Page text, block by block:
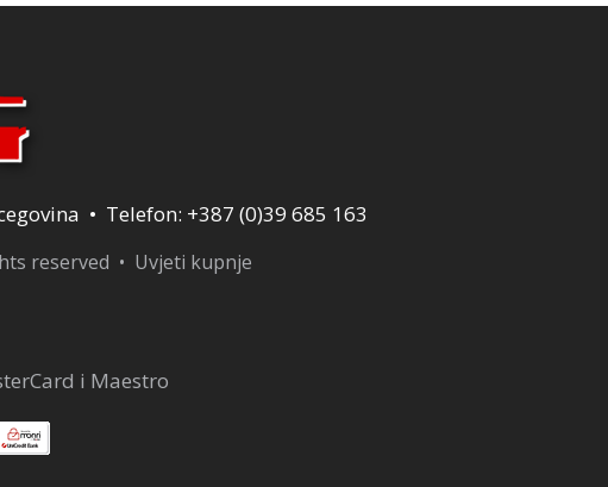
• Telefon: +387 (0)39 685 163
reserved • Uvjeti kupnje
i Maestro